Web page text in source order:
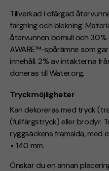
Tillverkad i ofärgad
färgning och blekning.
återvunnen bomull och 30
AWARE™-spårämne som
innehåll. 2 % av intäkterna
doneras till Water.org.
Tryckmöjligheter
Kan dekoreras med tryck
(fullfärgstryck) eller brodyr.
ryggsäckens framsida, med
× 140 mm.
Önskar du en annan